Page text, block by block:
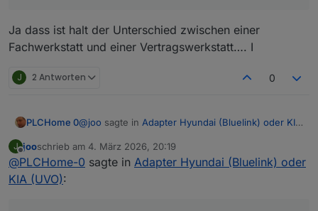
Ja dass ist halt der Unterschied zwischen einer
Fachwerkstatt und einer Vertragswerkstatt…. I
J 2 Antworten 0
PLCHome 0@joo sagte in Adapter Hyundai (Bluelink) oder KIA
@PLCHome-0sagte inAdapter Hyundai
J
Offline
jooschrieb am 4. März 2026, 20:19
zuletzt editiert von
@PLCHome-0 sagte in Adapter Hyundai (Bluelink) oder
KIA (UVO):